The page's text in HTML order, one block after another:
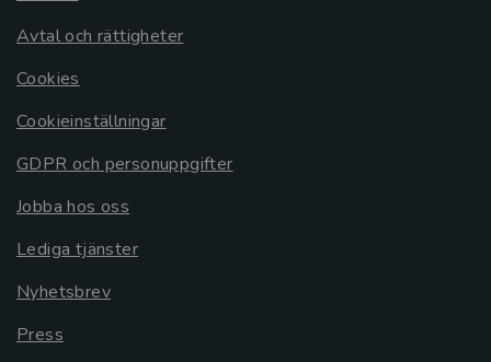
Avtal och rättigheter
Cookies
Cookieinställningar
GDPR och personuppgifter
Jobba hos oss
Lediga tjänster
Nyhetsbrev
Press